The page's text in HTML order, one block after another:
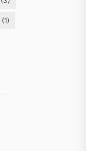
(1)